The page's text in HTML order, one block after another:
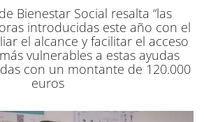
Bienestar Social resalta “las
introducidas este año con el
el alcance y facilitar el acceso
vulnerables a estas ayudas
con un montante de 120.000
euros